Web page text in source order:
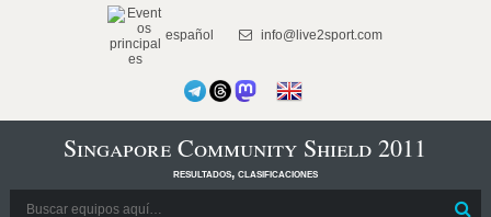
español info@live2sport.com
Singapore Community Shield 2011
resultados, clasificaciones